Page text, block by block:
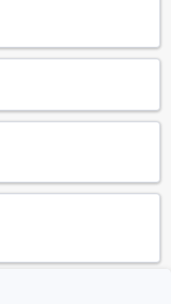
Varje rum är
en
utanför.
och njuta av
med satellit- och
det även en
så att du alltid
eller terrass, där du
vackra utsikten över
finns det
ett kylskåp för att
handdukar som alltid
upp dig efter en
Pattaya Hotel &
det till en idealisk plats